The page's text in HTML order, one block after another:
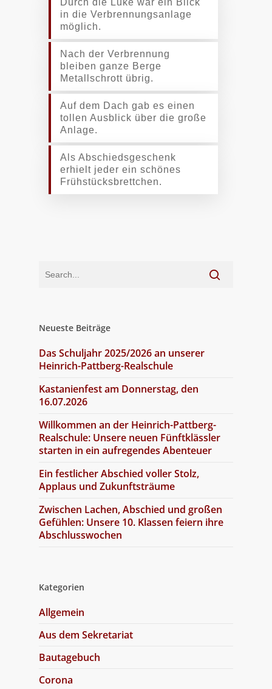
Durch die Luke war ein Blick
in die Verbrennungsanlage
möglich.
Nach der Verbrennung
bleiben ganze Berge
Metallschrott übrig.
Auf dem Dach gab es einen
tollen Ausblick über die große
Anlage.
Als Abschiedsgeschenk
erhielt jeder ein schönes
Frühstücksbrettchen.
Neueste Beiträge
Das Schuljahr 2025/2026 an unserer
Heinrich-Pattberg-Realschule
Kastanienfest am Donnerstag, den
16.07.2026
Willkommen an der Heinrich-Pattberg-
Realschule: Unsere neuen Fünftklässler
starten in ein aufregendes Abenteuer
Ein festlicher Abschied voller Stolz,
Applaus und Zukunftsträume
Zwischen Lachen, Abschied und großen
Gefühlen: Unsere 10. Klassen feiern ihre
Abschlusswochen
Kategorien
Allgemein
Aus dem Sekretariat
Bautagebuch
Corona